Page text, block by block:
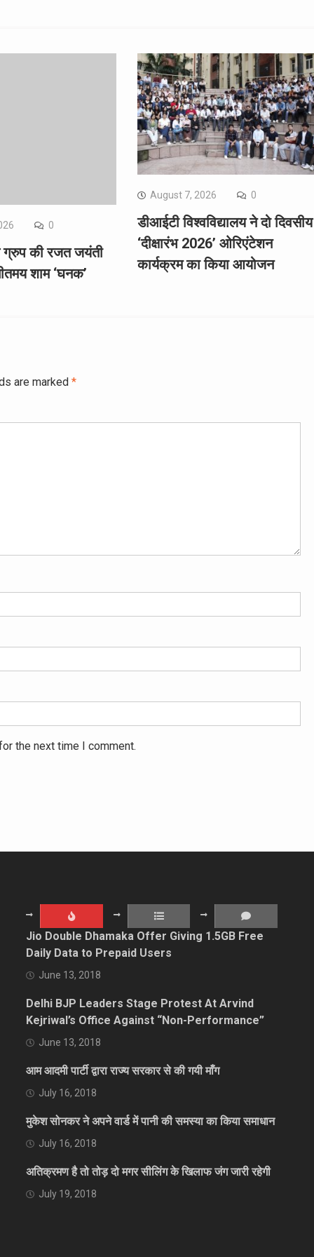
0
ग्रुप की रजत जयंती
शाम ‘घनक’
August 7, 2026 0
डीआईटी विश्वविद्यालय ने दो दिवसीय
‘दीक्षारंभ 2026’ ओरिएंटेशन
कार्यक्रम का किया आयोजन
are marked *
the next time I comment.
Jio Double Dhamaka Offer Giving 1.5GB Free
Daily Data to Prepaid Users
June 13, 2018
Delhi BJP Leaders Stage Protest At Arvind
Kejriwal’s Office Against “Non-Performance”
June 13, 2018
आम आदमी पार्टी द्वारा राज्य सरकार से की गयी माँग
July 16, 2018
मुकेश सोनकर ने अपने वार्ड में पानी की समस्या का किया समाधान
July 16, 2018
अतिक्रमण है तो तोड़ दो मगर सीलिंग के खिलाफ जंग जारी रहेगी
July 19, 2018